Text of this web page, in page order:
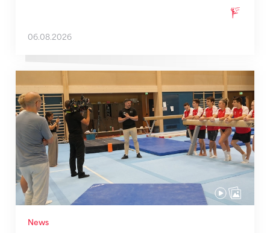
06.08.2026
News
Mit klaren Zielen nach Zagreb